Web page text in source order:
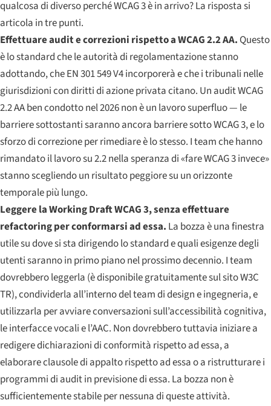
qualcosa di diverso perché WCAG 3 è in arrivo? La risposta si
articola in tre punti.
Effettuare audit e correzioni rispetto a WCAG 2.2 AA. Questo
è lo standard che le autorità di regolamentazione stanno
adottando, che EN 301 549 V4 incorporerà e che i tribunali nelle
giurisdizioni con diritti di azione privata citano. Un audit WCAG
2.2 AA ben condotto nel 2026 non è un lavoro superfluo — le
barriere sottostanti saranno ancora barriere sotto WCAG 3, e lo
sforzo di correzione per rimediare è lo stesso. I team che hanno
rimandato il lavoro su 2.2 nella speranza di «fare WCAG 3 invece»
stanno scegliendo un risultato peggiore su un orizzonte
temporale più lungo.
Leggere la Working Draft WCAG 3, senza effettuare
refactoring per conformarsi ad essa. La bozza è una finestra
utile su dove si sta dirigendo lo standard e quali esigenze degli
utenti saranno in primo piano nel prossimo decennio. I team
dovrebbero leggerla (è disponibile gratuitamente sul sito W3C
TR), condividerla all’interno del team di design e ingegneria, e
utilizzarla per avviare conversazioni sull’accessibilità cognitiva,
le interfacce vocali e l’AAC. Non dovrebbero tuttavia iniziare a
redigere dichiarazioni di conformità rispetto ad essa, a
elaborare clausole di appalto rispetto ad essa o a ristrutturare i
programmi di audit in previsione di essa. La bozza non è
sufficientemente stabile per nessuna di queste attività.